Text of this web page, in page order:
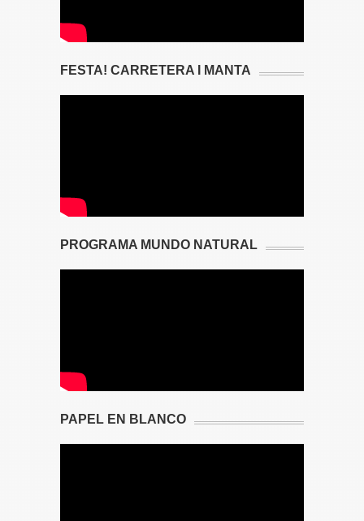
FESTA! CARRETERA I MANTA
PROGRAMA MUNDO NATURAL
PAPEL EN BLANCO